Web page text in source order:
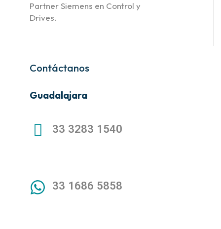
Partner Siemens en Control y
Drives.
Contáctanos
Guadalajara
33 3283 1540
33 1686 5858